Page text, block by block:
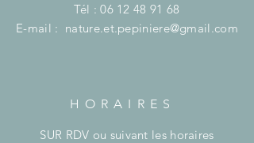
Tél :06 12 48 91 68
E-mail : nature.et.pepiniere@gmail.com
HORAIRES
SUR RDV ou suivant les horaires